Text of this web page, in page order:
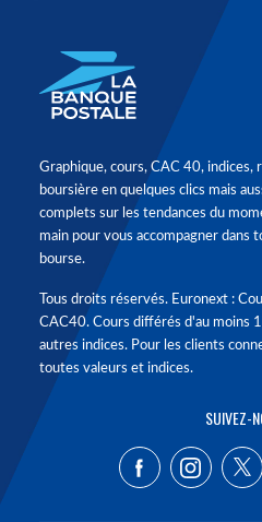
Graphique, cours, CAC 40,
boursière en quelques clics mais
complets sur les tendances du
main pour vous accompagner dans
bourse.
Tous droits réservés. Euronext :
CAC40. Cours différés d'au moins
autres indices. Pour les clients
toutes valeurs et indices.
SUIVEZ-